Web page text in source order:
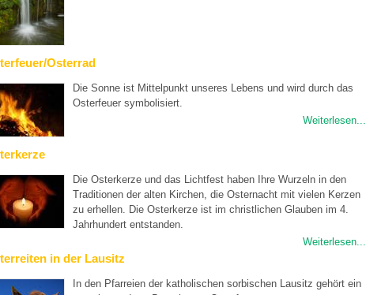
Osterrad
Die Sonne ist Mittelpunkt unseres Lebens und wird durch das
Osterfeuer symbolisiert.
Weiterlesen...
Die Osterkerze und das Lichtfest haben Ihre Wurzeln in den
Traditionen der alten Kirchen, die Osternacht mit vielen Kerzen
zu erhellen. Die Osterkerze ist im christlichen Glauben im 4.
Jahrhundert entstanden.
Weiterlesen...
in der Lausitz
In den Pfarreien der katholischen sorbischen Lausitz gehört ein